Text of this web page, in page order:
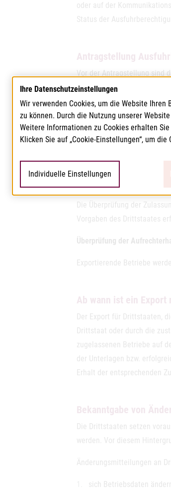
oder auf der
Status der
Antragstellung
Vor der Antragstellung sind
Ausfuhrberechtigung
und das oder die Produkte
Beschreibung, wie z.B UHT
Bezeichnungen zu
Die Überprüfung der
Vorgaben des Drittstaates
Überprüfung der
Exportierende Betriebe
Ab wann ist ein Export
Der Export für Drittstaaten,
Drittstaat oder durch die
zugelassenen Betriebe auf
der Unterlagen bzw.
Erhalt der entsprechenden
Bekanntgabe von
Die Drittstaaten setzen
werden. Vor diesem
Änderungsmitteilungen an
sich Betriebsdaten
Ihre Datenschutzeinstellungen
Wir verwenden Cookies, um die Website
zu können. Durch die Nutzung unserer
Weitere Informationen zu Cookies erhalten
Klicken Sie auf „Cookie-Einstellungen“, um
Individuelle Einstellungen